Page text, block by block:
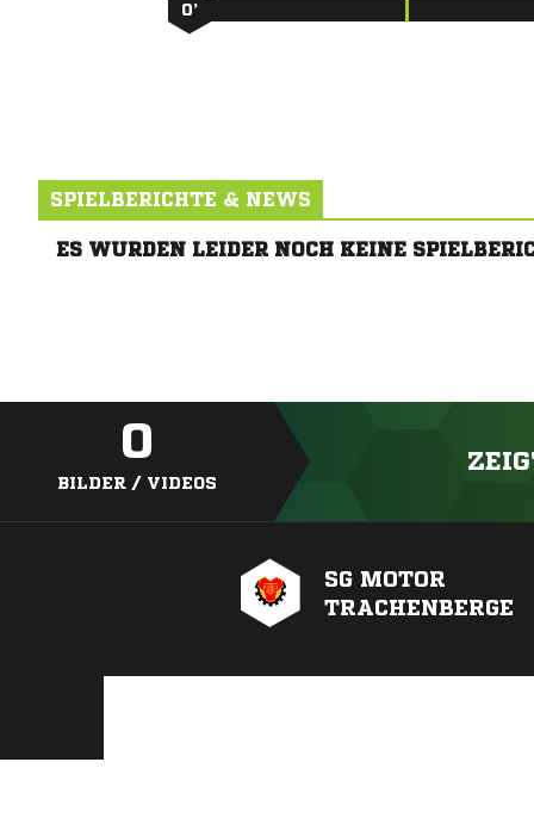
0’
SPIELBERICHTE & NEWS
ES WURDEN LEIDER NOCH KEINE
0
BILDER / VIDEOS
SG MOTOR
TRACHENBERGE